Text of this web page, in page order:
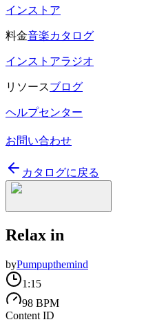
インストア
料金音楽カタログ
インストアラジオ
リソースブログ
ヘルプセンター
お問い合わせ
カタログに戻る
Relax in
byPumpupthemind
1:15
98 BPM
Content ID